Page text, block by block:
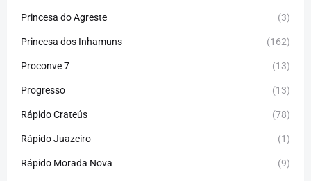
Princesa do Agreste (3)
Princesa dos Inhamuns (162)
Proconve 7 (13)
Progresso (13)
Rápido Crateús (78)
Rápido Juazeiro (1)
Rápido Morada Nova (9)